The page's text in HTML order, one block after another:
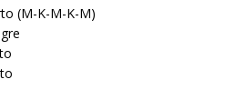
(M-K-M-K-M)